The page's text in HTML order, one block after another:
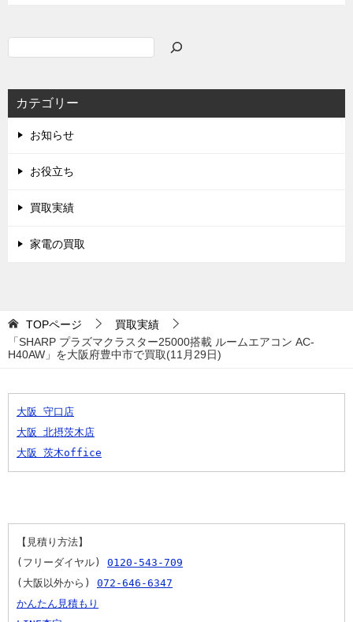
カテゴリー
お知らせ
お役立ち
買取実績
家電の買取
TOPページ
買取実績
「SHARP プラズマクラスター25000搭載 ルームエアコン AC-
H40AW」を大阪府豊中市で買取(11月29日)
大阪 守口店
大阪 北摂茨木店
大阪 茨木office
【見積り方法】
(フリーダイヤル) 0120-543-709
(大阪以外から) 072-646-6347
かんたん見積もり